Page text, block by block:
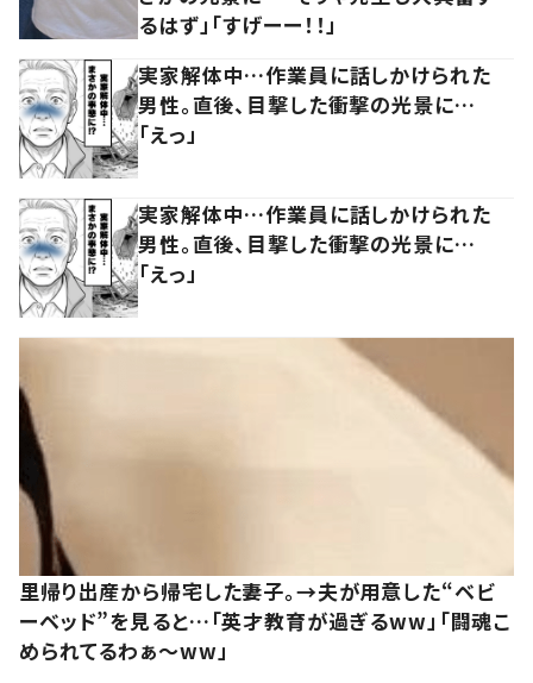
るはず」「すげーー！！」
実家解体中…作業員に話しかけられた
男性。直後、目撃した衝撃の光景に…
「えっ」
実家解体中…作業員に話しかけられた
男性。直後、目撃した衝撃の光景に…
「えっ」
里帰り出産から帰宅した妻子。→夫が用意した“ベビ
ーベッド”を見ると…「英才教育が過ぎるww」「闘魂こ
められてるわぁ～ww」